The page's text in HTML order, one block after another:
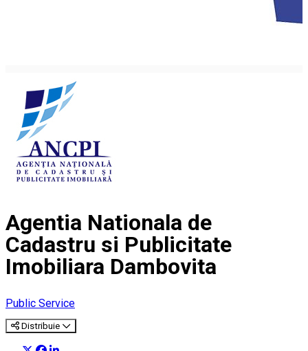
Agentia Nationala de
Cadastru si Publicitate
Imobiliara Dambovita
Public Service
Distribuie